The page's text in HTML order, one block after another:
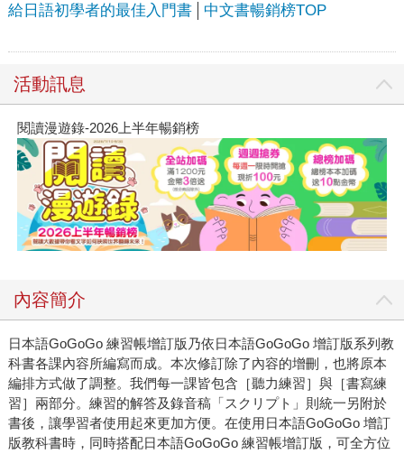
給日語初學者的最佳入門書 中文書暢銷榜TOP
活動訊息
閱讀漫遊錄-2026上半年暢銷榜
內容簡介
日本語GoGoGo 練習帳增訂版乃依日本語GoGoGo 增訂版系列教
科書各課內容所編寫而成。本次修訂除了內容的增刪，也將原本
編排方式做了調整。我們每一課皆包含［聽力練習］與［書寫練
習］兩部分。練習的解答及錄音稿「スクリプト」則統一另附於
書後，讓學習者使用起來更加方便。在使用日本語GoGoGo 增訂
版教科書時，同時搭配日本語GoGoGo 練習帳增訂版，可全方位